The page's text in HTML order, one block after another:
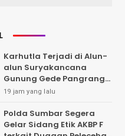
Karhutla Terjadi di Alun-
alun Suryakancana
Gunung Gede Pangrango,
Api Berhasil Dipadamka
19 jam yang lalu
Polda Sumbar Segera
Gelar Sidang Etik AKBP F